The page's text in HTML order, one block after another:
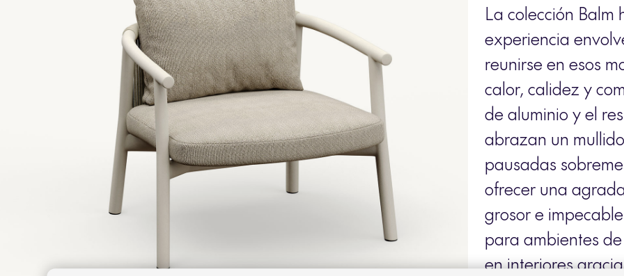
La colección
experiencia
reunirse en esos
calor, calidez y
de aluminio y el
abrazan un
pausadas
ofrecer una
grosor e
para ambientes
en interiores